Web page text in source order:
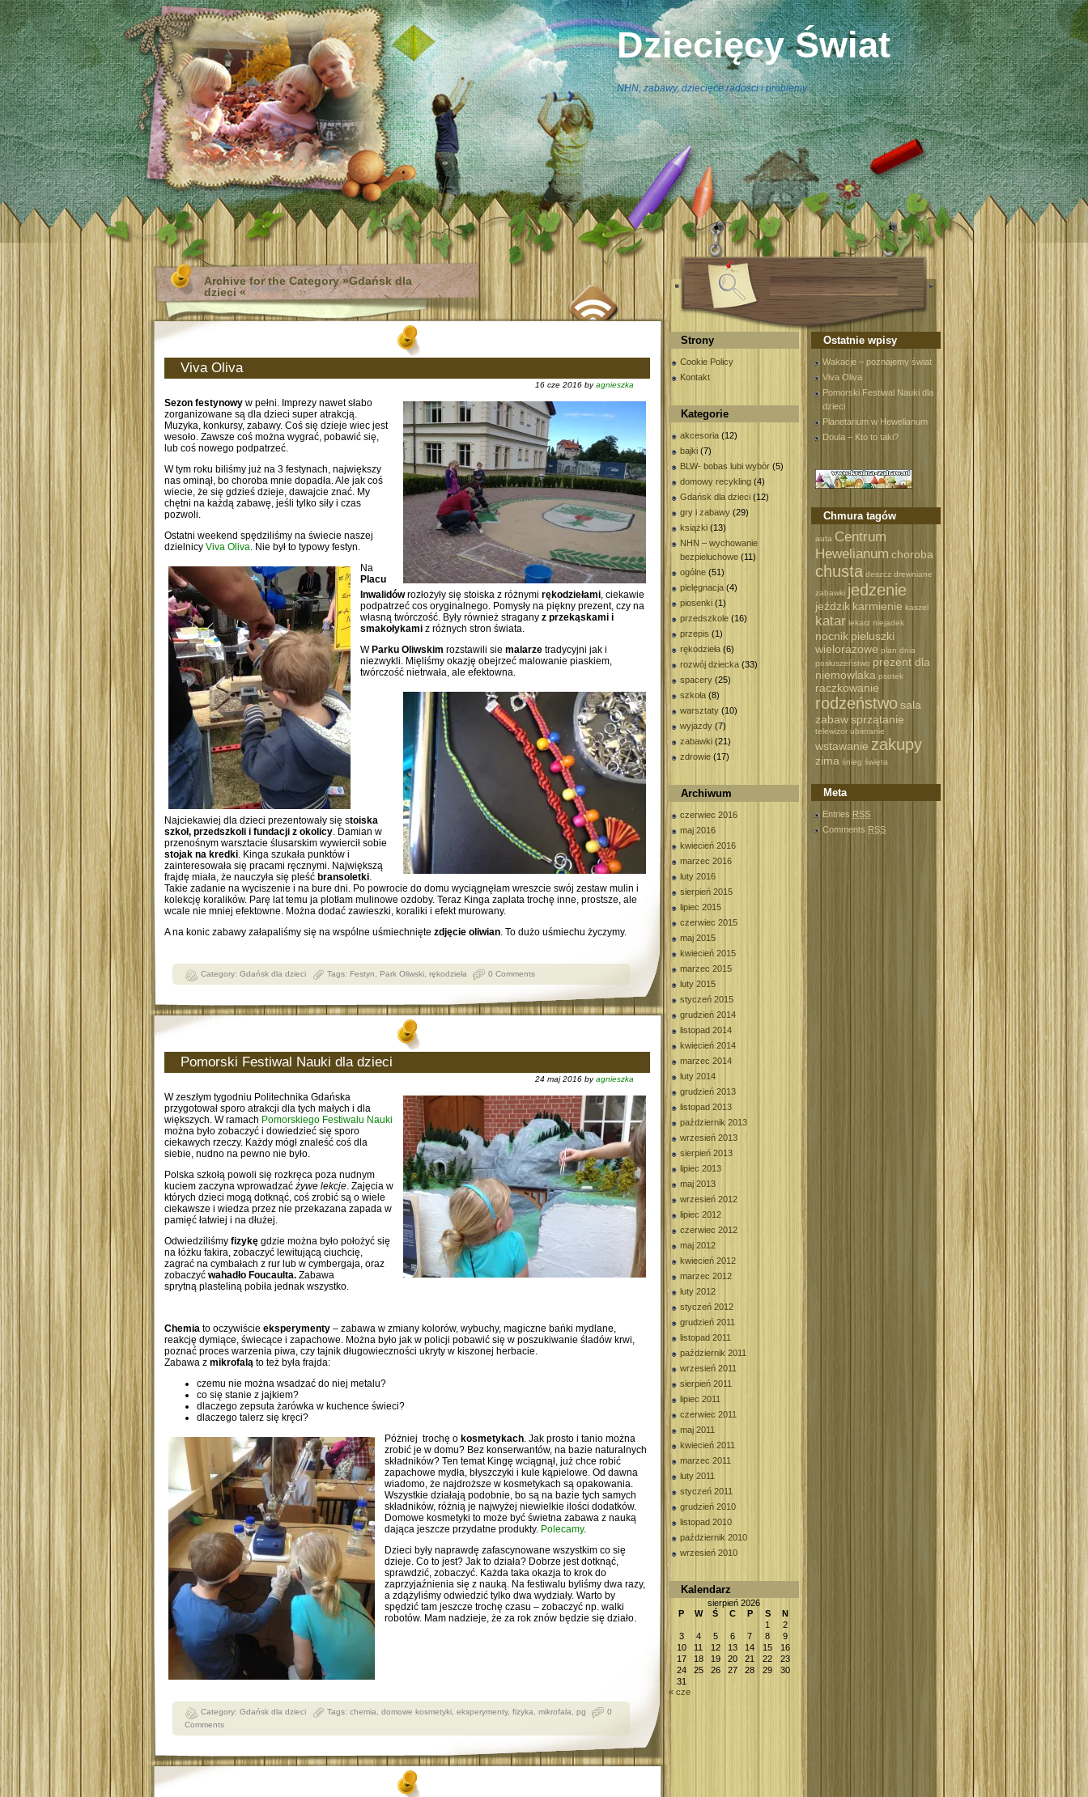
Dziecięcy Świat
NHN, zabawy, dziecięce radości i problemy
Archive for the Category »Gdańsk dla
dzieci «
Viva Oliva
16 cze 2016 byagnieszka
Sezon festynowy w pełni. Imprezy nawet słabo
zorganizowane są dla dzieci super atrakcją.
Muzyka, konkursy, zabawy. Coś się dzieje wiec jest
wesoło. Zawsze coś można wygrać, pobawić się,
lub coś nowego podpatrzeć.
W tym roku biliśmy już na 3 festynach, największy
nas ominął, bo choroba mnie dopadła. Ale jak coś
wiecie, że się gdzieś dzieje, dawajcie znać. My
chętni na każdą zabawę, jeśli tylko siły i czas
pozwoli.
Ostatni weekend spędziliśmy na świecie naszej
dzielnicy Viva Oliva. Nie był to typowy festyn.
Na
Placu
Inwalidówrozłożyły się stoiska z różnymi rękodziełami, ciekawie
podpatrzeć cos oryginalnego. Pomysły na piękny prezent, czy na
własną twórczość. Były również stragany z przekąskami i
smakołykami z różnych stron świata.
W Parku Oliwskim rozstawili sie malarze tradycyjni jak i
niezwykli. Mięliśmy okazję obejrzeć malowanie piaskiem,
twórczość nietrwała, ale efektowna.
Najciekawiej dla dzieci prezentowały się stoiska
szkoł, przedszkoli i fundacji z okolicy. Damian w
przenośnym warsztacie ślusarskim wywiercił sobie
stojak na kredki. Kinga szukała punktów i
zainteresowała się pracami ręcznymi. Największą
frajdę miała, że nauczyła się pleść bransoletki.
Takie zadanie na wyciszenie i na bure dni. Po powrocie do domu wyciągnęłam wreszcie swój zestaw mulin i
kolekcję koralików. Parę lat temu ja plotłam mulinowe ozdoby. Teraz Kinga zaplata trochę inne, prostsze, ale
wcale nie mniej efektowne. Można dodać zawieszki, koraliki i efekt murowany.
A na konic zabawy załapaliśmy się na wspólne uśmiechnięte zdjęcie oliwian. To dużo uśmiechu życzymy.
Category: Gdańsk dla dzieci Tags: Festyn Park Oliwski rękodzieła 0 Comments
Pomorski Festiwal Nauki dla dzieci
24 maj 2016 byagnieszka
W zeszłym tygodniu Politechnika Gdańska
przygotował sporo atrakcji dla tych małych i dla
większych. W ramach Pomorskiego Festiwalu Nauki
można było zobaczyć i dowiedzieć się sporo
ciekawych rzeczy. Każdy mógł znaleść coś dla
siebie, nudno na pewno nie było.
Polska szkołą powoli się rozkręca poza nudnym
kuciem zaczyna wprowadzać żywe lekcje. Zajęcia w
których dzieci mogą dotknąć, coś zrobić są o wiele
ciekawsze i wiedza przez nie przekazana zapada w
pamięć łatwiej i na dłużej.
Odwiedziliśmy fizykę gdzie można było położyć się
na łóżku fakira, zobaczyć lewitującą ciuchcię,
zagrać na cymbałach z rur lub w cymbergaja, oraz
zobaczyć wahadło Foucaulta. Zabawa
sprytną plasteliną pobiła jednak wszystko.
Chemia to oczywiście eksperymenty – zabawa w zmiany kolorów, wybuchy, magiczne bańki mydlane,
reakcję dymiące, świecące i zapachowe. Można było jak w policji pobawić się w poszukiwanie śladów krwi,
poznać proces warzenia piwa, czy tajnik długowieczności ukryty w kiszonej herbacie.
Zabawa z mikrofalą to też była frajda:
czemu nie można wsadzać do niej metalu?
co się stanie z jajkiem?
dlaczego zepsuta żarówka w kuchence świeci?
dlaczego talerz się kręci?
Póżniej trochę o kosmetykach. Jak prosto i tanio można
zrobić je w domu? Bez konserwantów, na bazie naturalnych
składników? Ten temat Kingę wciągnął, już chce robić
zapachowe mydła, błyszczyki i kule kąpielowe. Od dawna
wiadomo, że najdroższe w kosmetykach są opakowania.
Wszystkie działają podobnie, bo są na bazie tych samych
składników, różnią je najwyżej niewielkie ilości dodatków.
Domowe kosmetyki to może być świetna zabawa z nauką
dająca jeszcze przydatne produkty. Polecamy.
Dzieci były naprawdę zafascynowane wszystkim co się
dzieje. Co to jest? Jak to działa? Dobrze jest dotknąć,
sprawdzić, zobaczyć. Każda taka okazja to krok do
zaprzyjaźnienia się z nauką. Na festiwalu byliśmy dwa razy,
a zdążyliśmy odwiedzić tylko dwa wydziały. Warto by
spędzić tam jeszcze trochę czasu – zobaczyć np. walki
robotów. Mam nadzieje, że za rok znów będzie się działo.
Category: Gdańsk dla dzieci Tags: chemia domowe kosmetyki eksperymenty, fizyka mikrofala pg
0
Comments
Strony
Cookie Policy
Kontakt
Kategorie
akcesoria (12)
bajki (7)
BLW- bobas lubi wybór (5)
domowy recykling (4)
Gdańsk dla dzieci (12)
gry i zabawy (29)
książki (13)
NHN – wychowanie
bezpieluchowe (11)
ogólne (51)
pielęgnacja (4)
piosenki (1)
przedszkole (16)
przepis (1)
rękodzieła (6)
rozwój dziecka (33)
spacery (25)
szkoła (8)
warsztaty (10)
wyjazdy (7)
zabawki (21)
zdrowie (17)
Archiwum
czerwiec 2016
maj 2016
kwiecień 2016
marzec 2016
luty 2016
sierpień 2015
lipiec 2015
czerwiec 2015
maj 2015
kwiecień 2015
marzec 2015
luty 2015
styczeń 2015
grudzień 2014
listopad 2014
kwiecień 2014
marzec 2014
luty 2014
grudzień 2013
listopad 2013
październik 2013
wrzesień 2013
sierpień 2013
lipiec 2013
maj 2013
wrzesień 2012
lipiec 2012
czerwiec 2012
maj 2012
kwiecień 2012
marzec 2012
luty 2012
styczeń 2012
grudzień 2011
listopad 2011
październik 2011
wrzesień 2011
sierpień 2011
lipiec 2011
czerwiec 2011
maj 2011
kwiecień 2011
marzec 2011
luty 2011
styczeń 2011
grudzień 2010
listopad 2010
październik 2010
wrzesień 2010
Kalendarz
sierpień 2026
P
W Ś C P S
N
1
2
3
4 5 6 7 8
9
10
11 12 13 14 15
16
17
18 19 20 21 22
23
24
25 26 27 28 29
30
31
« cze
Ostatnie wpisy
Wakacje – poznajemy świat
Viva Oliva
Pomorski Festiwal Nauki dla
dzieci
Planetarium w Hewelianum
Doula – Kto to taki?
Chmura tagów
auta Centrum
Hewelianum choroba
chusta deszcz drewniane
zabawki jedzenie
jeździk karmienie kaszel
katar lekarz niejadek
nocnik pieluszki
wielorazowe plan dnia
posłuszeństwo prezent dla
niemowlaka psotek
raczkowanie
rodzeństwo sala
zabawsprzątanie
telewizor ubieranie
wstawanie zakupy
zima śnieg święta
Meta
Entries RSS
Comments RSS